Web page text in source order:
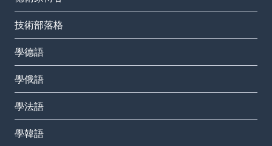
技術部落格
學德語
學俄語
學法語
學韓語